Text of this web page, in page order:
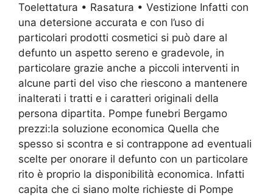
Toelettatura • Rasatura • Vestizione Infatti con
una detersione accurata e con l’uso di
particolari prodotti cosmetici si può dare al
defunto un aspetto sereno e gradevole, in
particolare grazie anche a piccoli interventi in
alcune parti del viso che riescono a mantenere
inalterati i tratti e i caratteri originali della
persona dipartita. Pompe funebri Bergamo
prezzi:la soluzione economica Quella che
spesso si scontra e si contrappone ad eventuali
scelte per onorare il defunto con un particolare
rito è proprio la disponibilità economica. Infatti
capita che ci siano molte richieste di Pompe